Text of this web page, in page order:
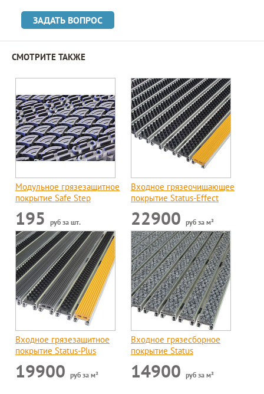
ЗАДАТЬ ВОПРОС
СМОТРИТЕ ТАКЖЕ
Модульное грязезащитное
покрытие Safe Step
195 руб за шт.
Входное грязеочищающее
покрытие Status-Effect
22900руб за м²
Входное грязезащитное
покрытие Status-Plus
19900 руб за м²
Входное грязесборное
покрытие Status
14900руб за м²